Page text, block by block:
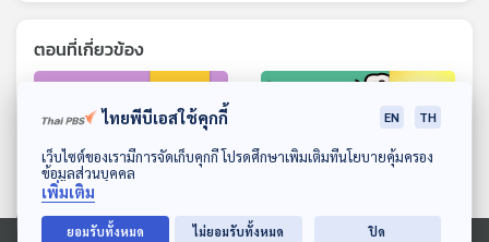
ดาวน์โหลด Thai PBS Podcast Application
ตอนที่เกี่ยวข้อง
ไทยพีบีเอสใช้คุกกี้ EN TH
เว็บไซต์ของเรามีการจัดเก็บคุกกี้ โปรดศึกษาเพิ่มเติมที่นโยบายคุ้มครอง
ข้อมูลส่วนบุคคล
เพิ่มเติม
ยอมรับทั้งหมด ไม่ยอมรับทั้งหมด ปิด